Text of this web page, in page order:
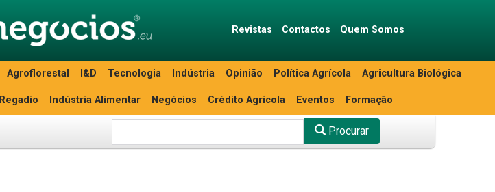
Revistas Contactos Quem Somos
Agroflorestal I&D Tecnologia Indústria Opinião Política Agrícola Agricultura Biológica
Regadio Indústria Alimentar Negócios Crédito Agrícola Eventos Formação
Procurar